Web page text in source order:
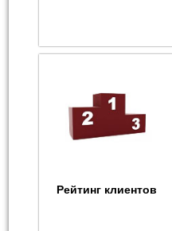
Рейтинг клиентов